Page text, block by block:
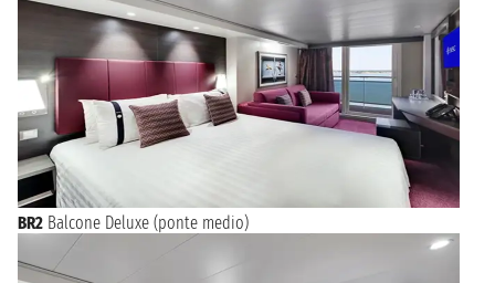
BR2 Balcone Deluxe (ponte medio)